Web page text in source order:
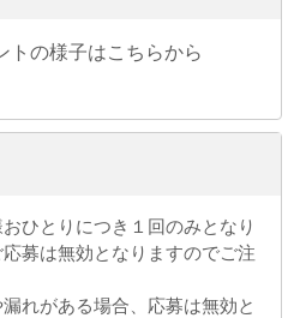
トの様子はこちらから
ひとりにつき１回のみとなり
募は無効となりますのでご注
れがある場合、応募は無効と